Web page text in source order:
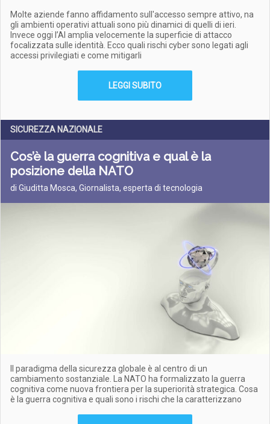
Molte aziende fanno affidamento sull'accesso sempre attivo, na
gli ambienti operativi attuali sono più dinamici di quelli di ieri.
Invece oggi l’AI amplia velocemente la superficie di attacco
focalizzata sulle identità. Ecco quali rischi cyber sono legati agli
accessi privilegiati e come mitigarli
LEGGI SUBITO
SICUREZZA NAZIONALE
Cos’è la guerra cognitiva e qual è la
posizione della NATO
di Giuditta Mosca, Giornalista, esperta di tecnologia
Il paradigma della sicurezza globale è al centro di un
cambiamento sostanziale. La NATO ha formalizzato la guerra
cognitiva come nuova frontiera per la superiorità strategica. Cosa
è la guerra cognitiva e quali sono i rischi che la caratterizzano